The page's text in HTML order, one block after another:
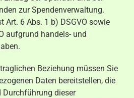
zur Spendenverwaltung.
Art. 6 Abs. 1 b) DSGVO sowie
aufgrund handels- und
Beziehung müssen Sie
Daten bereitstellen, die
dieser